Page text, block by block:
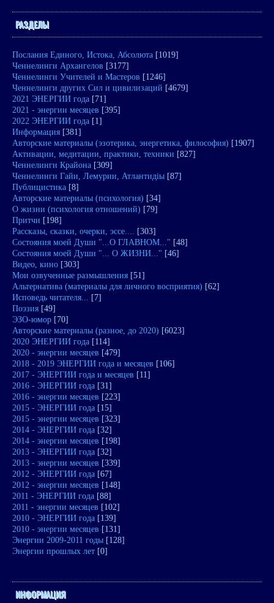
РАЗДЕЛЫ
Послания Единого, Истока, Абсолюта [1019]
Ченнелинги Архангелов [3177]
Ченнелинги Учителей и Мастеров [1246]
Ченнелинги других Сил и цивилизаций [4679]
2021 ЭНЕРГИИ года [71]
2021 - энергии месяцев [395]
2022 ЭНЕРГИИ года [1]
Информация [381]
Авторские материалы (эзотерика, энергетика, философия) [1907]
Активации, медитации, практики, техники [827]
Ченнелинги Крайона [309]
Ченнелинги Гайи, Лемурии, Атлантидіы [87]
Публицистика [8]
Авторские материалы (психология) [34]
О жизни (психология отношений) [79]
Притчи [198]
Рассказы, сказки, очерки, эссе.... [303]
Состояния моей Души "...О ГЛАВНОМ..." [48]
Состояния моей Души "... О ЖИЗНИ..." [46]
Видео, кино [303]
Мои озвученные размышления [51]
Альтернатива (материалы для личного восприятия) [62]
Исповедь читателя... [7]
Поэзия [49]
ЭЗО-юмор [70]
Авторские материалы (разное, до 2020) [6023]
2020 ЭНЕРГИИ года [114]
2020 - энергии месяцев [479]
2018 - 2019 ЭНЕРГИИ года и месяцев [106]
2017 - ЭНЕРГИИ года и месяцев [11]
2016 - ЭНЕРГИИ года [31]
2016 - энергии месяцев [223]
2015 - ЭНЕРГИИ года [15]
2015 - энергии месяцев [323]
2014 - ЭНЕРГИИ года [32]
2014 - энергии месяцев [198]
2013 - ЭНЕРГИИ года [32]
2013 - энергии месяцев [339]
2012 - ЭНЕРГИИ года [67]
2012 - энергии месяцев [148]
2011 - ЭНЕРГИИ года [88]
2011 - энергии месяцев [102]
2010 - ЭНЕРГИИ года [139]
2010 - энергии месяцев [131]
Энергии 2009-2011 годы [128]
Энергии прошлых лет [0]
ИНФОРМАЦИЯ